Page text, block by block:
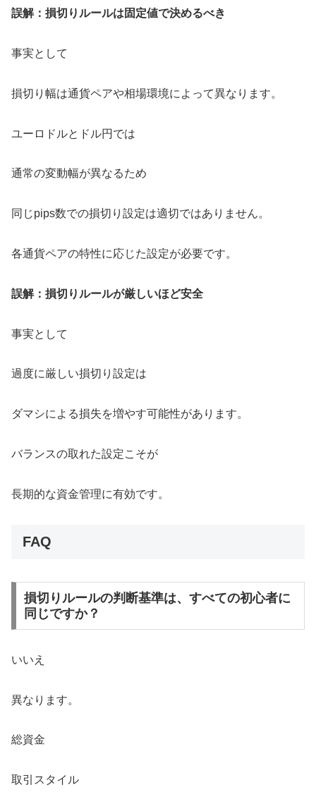
誤解：損切りルールは固定値で決めるべき
事実として
損切り幅は通貨ペアや相場環境によって異なります。
ユーロドルとドル円では
通常の変動幅が異なるため
同じpips数での損切り設定は適切ではありません。
各通貨ペアの特性に応じた設定が必要です。
誤解：損切りルールが厳しいほど安全
事実として
過度に厳しい損切り設定は
ダマシによる損失を増やす可能性があります。
バランスの取れた設定こそが
長期的な資金管理に有効です。
FAQ
損切りルールの判断基準は、すべての初心者に
同じですか？
いいえ
異なります。
総資金
取引スタイル